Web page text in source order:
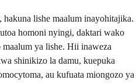
lishe maalum inayohitajika.
homoni nyingi, daktari wako
ya lishe. Hii inaweza
shinikizo la damu, kuepuka
au kufuata miongozo ya